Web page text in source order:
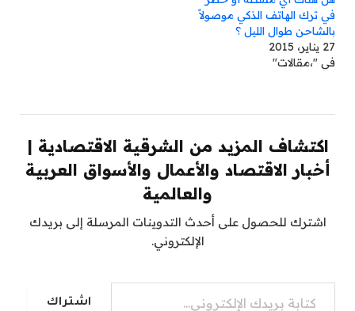
في ترك الهاتف الذكي موصولاً
بالشاحن طوال الليل ؟
27 يناير، 2015
في "،مقالات"
اكتشاف المزيد من الشرقية الاقتصادية |
أخبار الاقتصاد والأعمال والأسواق العربية
والعالمية
اشترك للحصول على أحدث التدوينات المرسلة إلى بريدك
الإلكتروني.
كتابة بريدك الإلكتروني...
اشتراك